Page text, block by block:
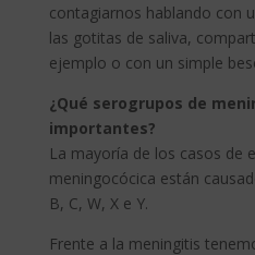
contagiarnos hablando con
las gotitas de saliva,
ejemplo o con un simple
¿Qué serogrupos de
importantes?
La mayoría de los casos de
meningocócica están
B, C, W, X e Y.
Frente a la meningitis